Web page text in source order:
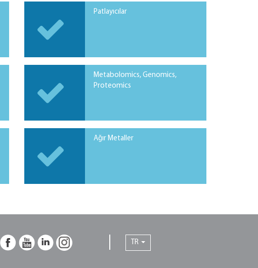
Patlayıcılar
Metabolomics, Genomics,
Proteomics
Ağır Metaller
TR